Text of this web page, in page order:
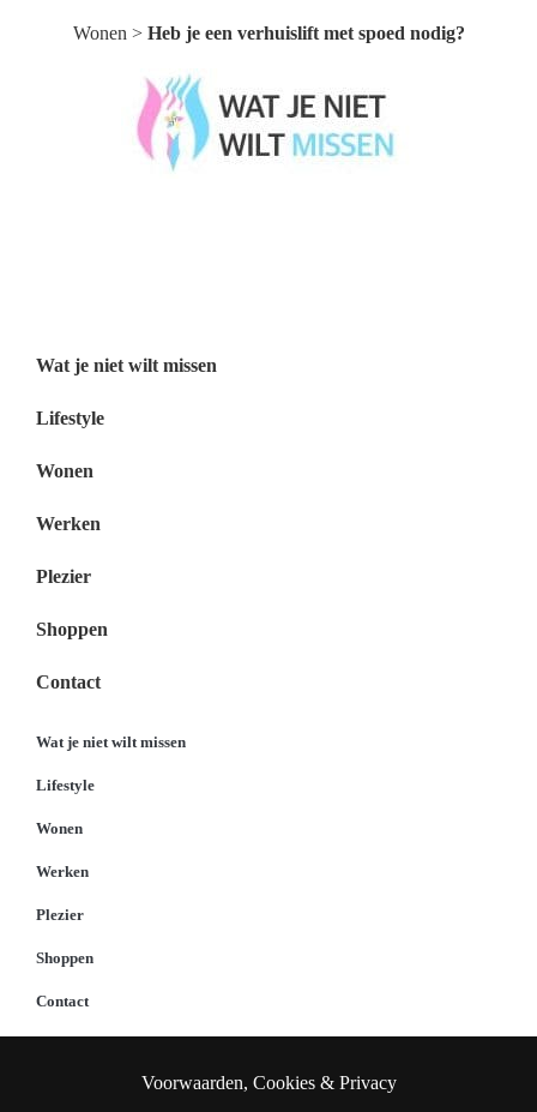
Wonen> Heb je een verhuislift met spoed nodig?
Wat je niet wilt missen
Lifestyle
Wonen
Werken
Plezier
Shoppen
Contact
Wat je niet wilt missen
Lifestyle
Wonen
Werken
Plezier
Shoppen
Contact
Voorwaarden, Cookies & Privacy